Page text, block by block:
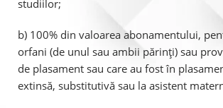
studiilor;
b) 100% din valoarea abonamentului,
orfani (de unul sau ambii părinți) sau
de plasament sau care au fost în
extinsă, substitutivă sau la asistent